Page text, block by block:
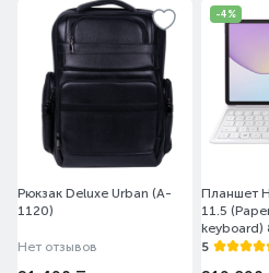
Рюкзак Deluxe Urban (A-
1120)
Нет отзывов
-4%
Планшет
11.5
keyboard)
Violet
5